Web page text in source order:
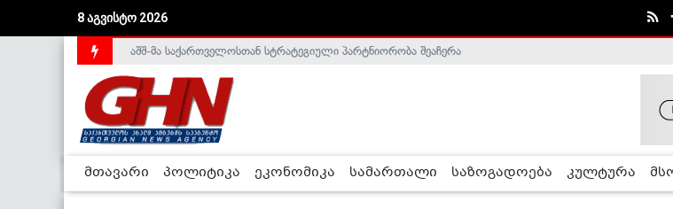
8 აგვისტო 2026
საქართველოს დე-ფაქტო მთავრობა არალეგიტიმურია - ჰელსინკის კომისია
აშშ-მა საქართველოსთან სტრატეგიული პარტნიორობა შეაჩერა
მთავარი პოლიტიკა ეკონომიკა სამართალი საზოგადოება კულტურა